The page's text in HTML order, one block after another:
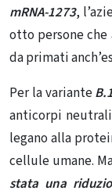
mRNA-1273,
otto persone che
da primati
Per la variante
anticorpi
legano alla
cellule umane.
stata una